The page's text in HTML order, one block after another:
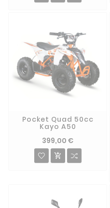
Pocket Quad 50cc
Kayo A50
399,00 €
